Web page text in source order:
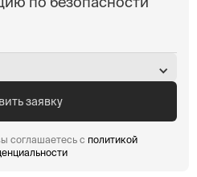
соглашаетесь с политикой